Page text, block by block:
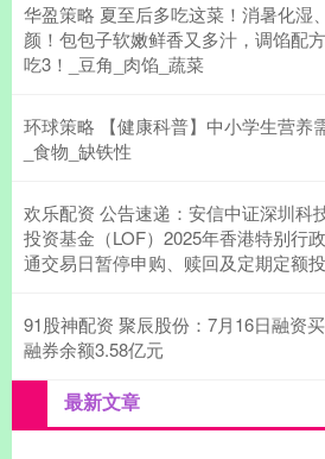
华盈策略 夏至后多吃这菜！消暑化湿
颜！包包子软嫩鲜香又多汁，调馅配
吃3！_豆角_肉馅_蔬菜
环球策略 【健康科普】中小学生营养
_食物_缺铁性
欢乐配资 公告速递：安信中证深圳科
投资基金（LOF）2025年香港特别行
通交易日暂停申购、赎回及定期定额
91股神配资 聚辰股份：7月16日融资
融券余额3.58亿元
最新文章